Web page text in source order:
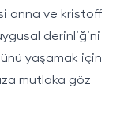
anna ve kristoff
derinliğini
yaşamak için
mutlaka göz